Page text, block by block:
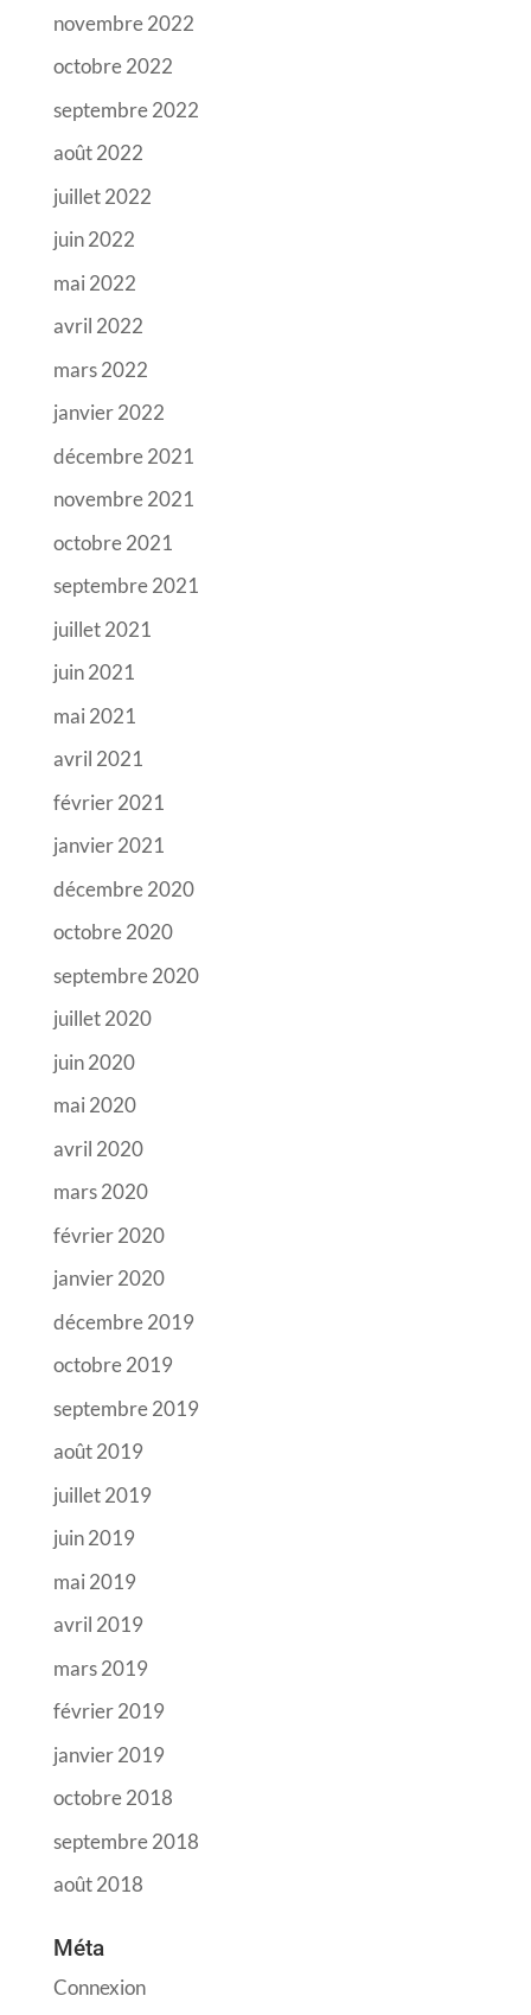
novembre 2022
octobre 2022
septembre 2022
août 2022
juillet 2022
juin 2022
mai 2022
avril 2022
mars 2022
janvier 2022
décembre 2021
novembre 2021
octobre 2021
septembre 2021
juillet 2021
juin 2021
mai 2021
avril 2021
février 2021
janvier 2021
décembre 2020
octobre 2020
septembre 2020
juillet 2020
juin 2020
mai 2020
avril 2020
mars 2020
février 2020
janvier 2020
décembre 2019
octobre 2019
septembre 2019
août 2019
juillet 2019
juin 2019
mai 2019
avril 2019
mars 2019
février 2019
janvier 2019
octobre 2018
septembre 2018
août 2018
Méta
Connexion